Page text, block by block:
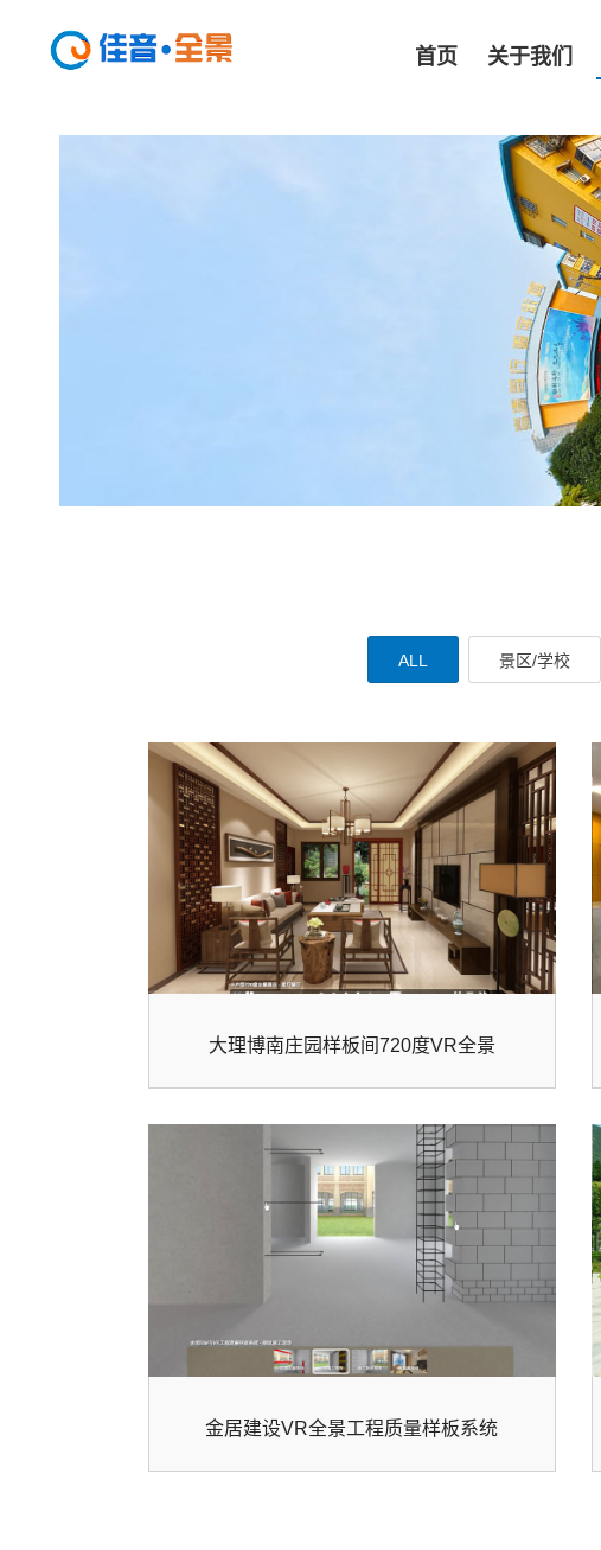
首页 关于我们
ALL 景区/学校
大理博南庄园样板间720度VR全景
金居建设VR全景工程质量样板系统